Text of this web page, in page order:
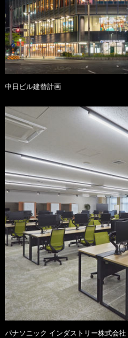
中日ビル建替計画
パナソニック インダストリー株式会